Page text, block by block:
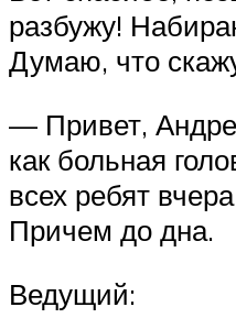
разбужу!
Думаю, что
— Привет,
как больная
всех ребят
Причем до дна.
Ведущий: